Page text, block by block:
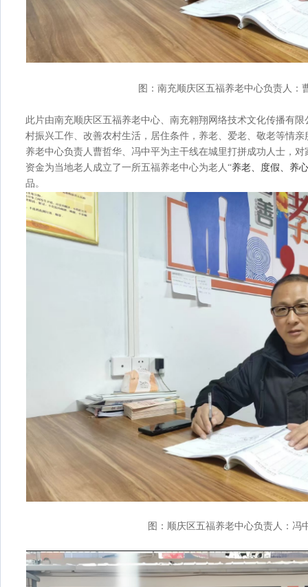
图：南充顺庆区五福养老中心负责人：
此片由南充顺庆区五福养老中心、南充翱翔网络技术文化传播有
村振兴工作、改善农村生活，居住条件，养老、爱老、敬老等情
养老中心负责人曹哲华、冯中平为主干线在城里打拼成功人士，
资金为当地老人成立了一所五福养老中心为老人 “养老、度假、养
品。
图：顺庆区五福养老中心负责人：冯